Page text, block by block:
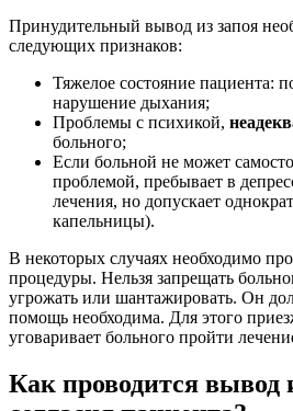
Принудительный вывод из запоя
следующих признаков:
Тяжелое состояние пациента:
нарушение дыхания;
Проблемы с психикой,
больного;
Если больной не может
проблемой, пребывает в
лечения, но допускает
капельницы).
В некоторых случаях необходимо
процедуры. Нельзя запрещать
угрожать или шантажировать. Он
помощь необходима. Для этого
уговаривает больного пройти
Как проводится вывод